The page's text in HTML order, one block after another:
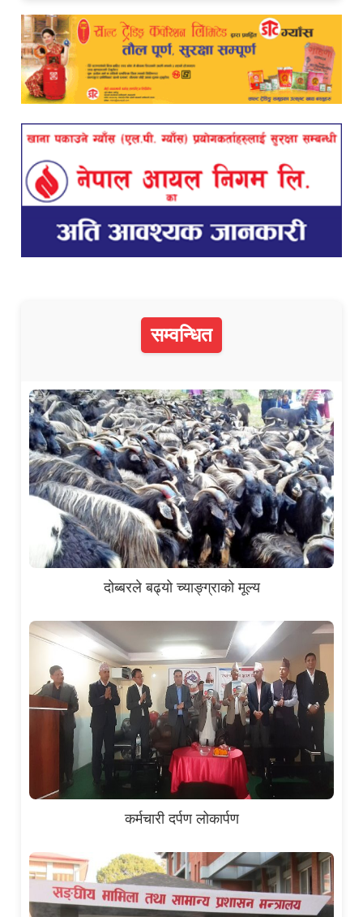
सम्वन्धित
दोब्बरले बढ्यो च्याङ्ग्राको मूल्य
कर्मचारी दर्पण लोकार्पण